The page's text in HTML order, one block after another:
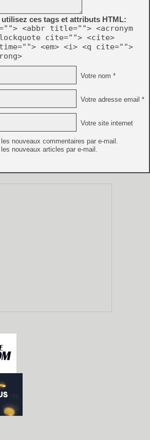
utilisez ces tags et attributs HTML:
<abbr title=""> <acronym
cite=""> <cite>
<em> <i> <q cite="">
Votre nom *
Votre adresse email *
Votre site internet
nouveaux commentaires par e-mail.
nouveaux articles par e-mail.